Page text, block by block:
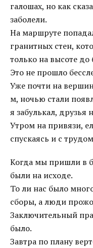
галошах, но как
заболели.
На маршруте
гранитных стен,
только на высоте до
Это не прошло
Уже почти на
м, ночью стали
я забулькал, друзья
Утром на привязи,
спускаясь и с
Когда мы пришли в
были на исходе.
То ли нас было
сборы, а люди
Заключительный
было.
Завтра по плану